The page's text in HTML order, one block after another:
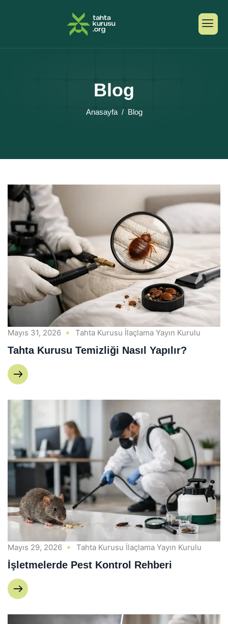
Blog
Anasayfa Blog
Mayıs 31, 2026 Tahta Kurusu İlaçlama Yayın Kurulu
Tahta Kurusu Temizliği Nasıl Yapılır?
Mayıs 29, 2026 Tahta Kurusu İlaçlama Yayın Kurulu
İşletmelerde Pest Kontrol Rehberi